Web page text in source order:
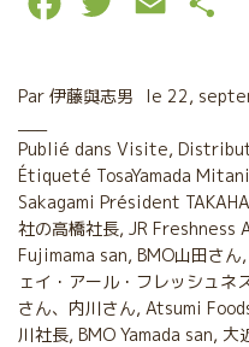
c
b
o
o
k
i
t
r
a
l
r
a
g
e
r
Par 伊藤與志男 le 22,
Publié dans Visite,
Étiqueté TosaYamada
Sakagami Président
社の高橋社長, JR Freshness
Fujimama san, BMO山田さん,
ェイ・アール・フレッシュネ
さん、内川さん, Atsumi
川社長, BMO Yamada san, 大